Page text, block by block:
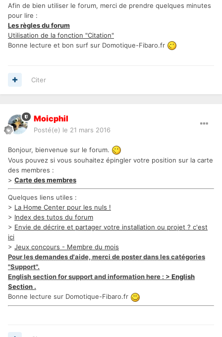
Afin de bien utiliser le forum, merci de prendre quelques minutes
pour lire :
Les règles du forum
Utilisation de la fonction "Citation"
Bonne lecture et bon surf sur Domotique-Fibaro.fr
Citer
Moicphil
Posté(e) le 21 mars 2016
Bonjour, bienvenue sur le forum.
Vous pouvez si vous souhaitez épingler votre position sur la carte
des membres :
> Carte des membres
Quelques liens utiles :
> La Home Center pour les nuls !
> Index des tutos du forum
> Envie de décrire et partager votre installation ou projet ? c'est
ici
> Jeux concours - Membre du mois
Pour les demandes d'aide, merci de poster dans les catégories
"Support".
English section for support and information here : > English
Section .
Bonne lecture sur Domotique-Fibaro.fr